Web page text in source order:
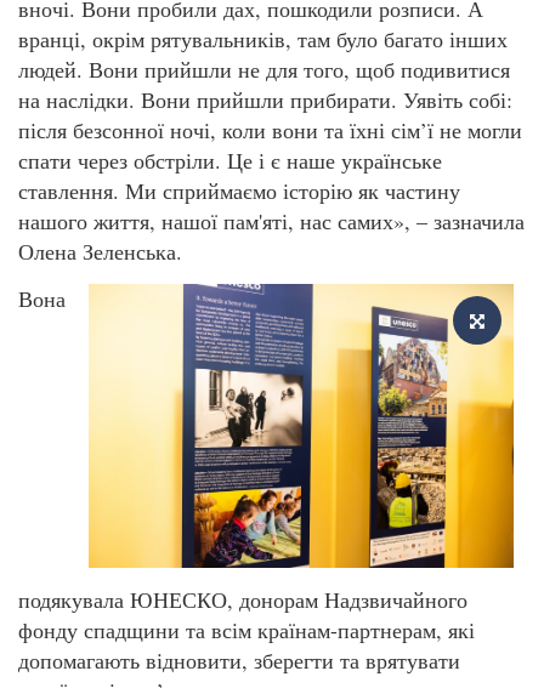
вночі. Вони пробили дах, пошкодили розписи. А
вранці, окрім рятувальників, там було багато інших
людей. Вони прийшли не для того, щоб подивитися
на наслідки. Вони прийшли прибирати. Уявіть собі:
після безсонної ночі, коли вони та їхні сім’ї не могли
спати через обстріли. Це і є наше українське
ставлення. Ми сприймаємо історію як частину
нашого життя, нашої пам'яті, нас самих», – зазначила
Олена Зеленська.
Вона
подякувала ЮНЕСКО, донорам Надзвичайного
фонду спадщини та всім країнам-партнерам, які
допомагають відновити, зберегти та врятувати